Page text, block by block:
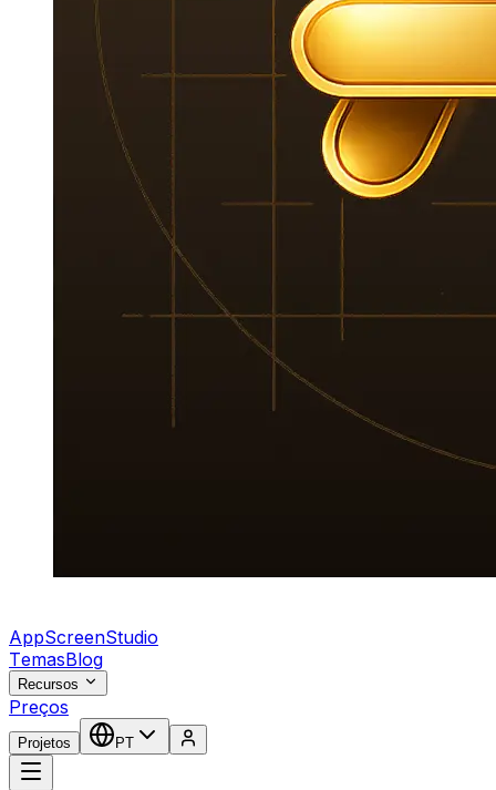
AppScreenStudio
TemasBlog
Recursos
Preços
Projetos PT